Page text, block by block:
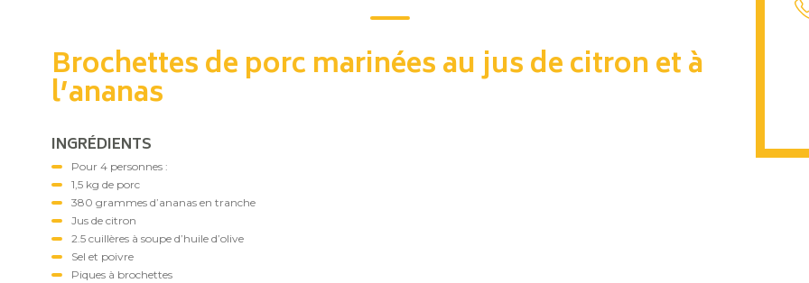
Brochettes de porc marinées au jus de citron et à
l’ananas
INGRÉDIENTS
Pour 4 personnes :
1,5 kg de porc
380 grammes d’ananas en tranche
Jus de citron
2.5 cuillères à soupe d’huile d’olive
Sel et poivre
Piques à brochettes